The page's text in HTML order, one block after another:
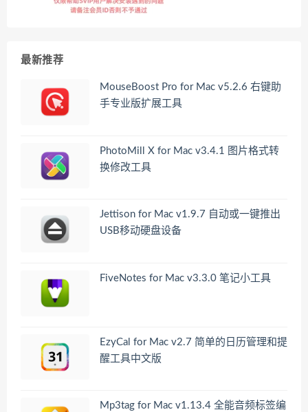
最新推荐
MouseBoost Pro for Mac v5.2.6 右键助
手专业版扩展工具
PhotoMill X for Mac v3.4.1 图片格式转
换修改工具
Jettison for Mac v1.9.7 自动或一键推出
USB移动硬盘设备
FiveNotes for Mac v3.3.0 笔记小工具
EzyCal for Mac v2.7 简单的日历管理和提
醒工具中文版
Mp3tag for Mac v1.13.4 全能音频标签编